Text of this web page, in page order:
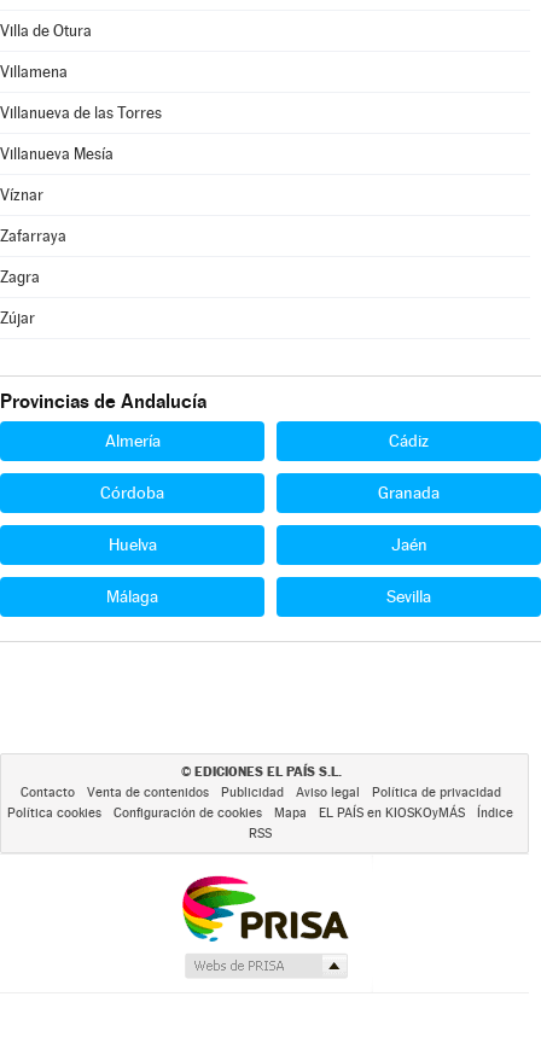
Villa de Otura
Villamena
Villanueva de las Torres
Villanueva Mesía
Víznar
Zafarraya
Zagra
Zújar
Provincias de Andalucía
Almería Cádiz
Córdoba Granada
Huelva Jaén
Málaga Sevilla
© EDICIONES EL PAÍS S.L.
Contacto Venta de contenidos Publicidad Aviso legal
Política de privacidad
Política cookies
Configuración de cookies Mapa EL PAÍS en KIOSKOyMÁS
Índice
RSS